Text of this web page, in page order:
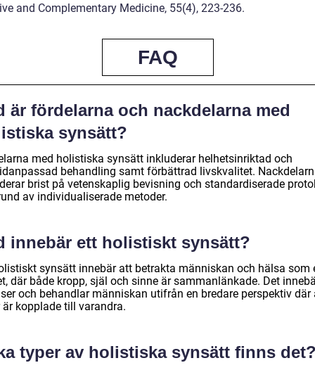
and Complementary Medicine, 55(4), 223-236.
FAQ
är fördelarna och nackdelarna med
synsätt?
med holistiska synsätt inkluderar helhetsinriktad och
behandling samt förbättrad livskvalitet.
brist på vetenskaplig bevisning och standardiserade
av individualiserade metoder.
innebär ett holistiskt synsätt?
synsätt innebär att betrakta människan och hälsa som
där både kropp, själ och sinne är sammanlänkade. Det
och behandlar människan utifrån en bredare perspektiv där
är kopplade till varandra.
typer av holistiska synsätt finns